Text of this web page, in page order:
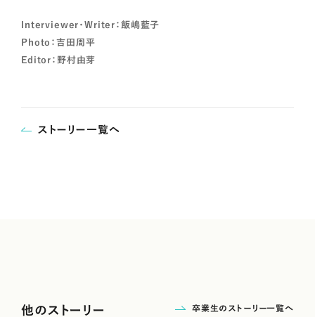
Interviewer・Writer： 飯嶋藍子
Photo：吉田周平
Editor： 野村由芽
ストーリー一覧へ
他のストーリー
卒業生のストーリー一覧へ